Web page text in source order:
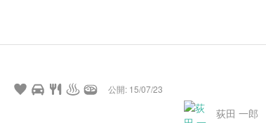
公開: 15/07/23
荻田 一郎